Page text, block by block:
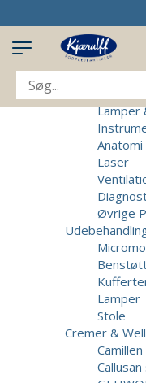
Klinikudstyr
Lamper
Laser
Øvrige
Lamper
Stole
Cremer &
Camillen